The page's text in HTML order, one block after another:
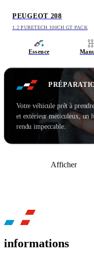
PEUGEOT 208
1.2 PURETECH 100CH GT PACK
Essence
Votre véhicule prêt à
et extérieur méticuleux, un
rendu impeccable.
Afficher
informations